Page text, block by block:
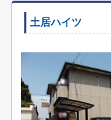
土居ハイツ